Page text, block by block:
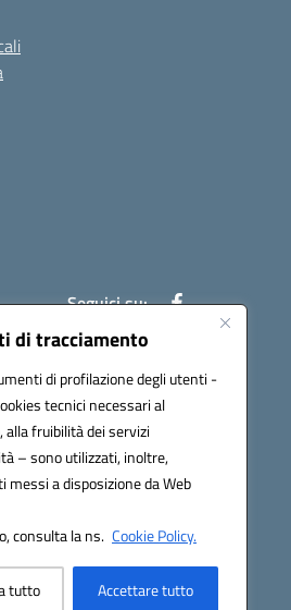
di tracciamento
di profilazione degli utenti -
tecnici necessari al
fruibilità dei servizi
– sono utilizzati, inoltre,
a disposizione da Web
consulta la ns. Cookie Policy.
tutto Accettare tutto
Seguici su: